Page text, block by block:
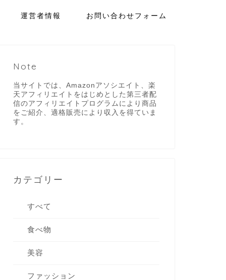
運営者情報 お問い合わせフォーム
Note
当サイトでは、Amazonアソシエイト、楽
天アフィリエイトをはじめとした第三者配
信のアフィリエイトプログラムにより商品
をご紹介、適格販売により収入を得ていま
す。
カテゴリー
すべて
食べ物
美容
ファッション